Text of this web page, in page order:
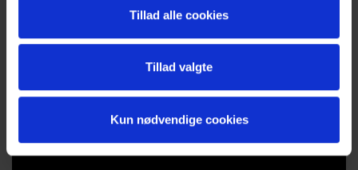
Tillad alle cookies
Tillad valgte
Kun nødvendige cookies